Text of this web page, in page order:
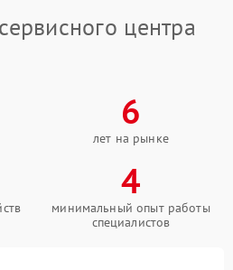
центра
6
лет на рынке
4
минимальный опыт работы
специалистов